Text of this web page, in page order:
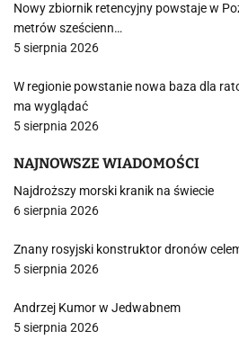
Nowy zbiornik retencyjny powstaje w
metrów sześcienn…
5 sierpnia 2026
W regionie powstanie nowa baza dla
ma wyglądać
5 sierpnia 2026
NAJNOWSZE WIADOMOŚCI
Najdroższy morski kranik na świecie
6 sierpnia 2026
Znany rosyjski konstruktor dronów
5 sierpnia 2026
Andrzej Kumor w Jedwabnem
5 sierpnia 2026